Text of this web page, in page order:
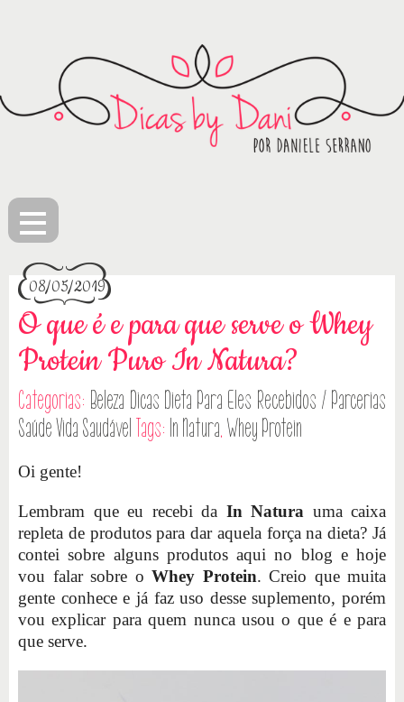
≡
08/05/2019
O que é e para que serve o Whey
Protein Puro In Natura?
Categorias: Beleza Dicas Dieta Para Eles Recebidos / Parcerias
SaúdeVida Saudável Tags: In Natura, Whey Protein
Oi gente!
Lembram que eu recebi da In Natura uma caixa
repleta de produtos para dar aquela força na dieta? Já
contei sobre alguns produtos aqui no blog e hoje
vou falar sobre o Whey Protein. Creio que muita
gente conhece e já faz uso desse suplemento, porém
vou explicar para quem nunca usou o que é e para
que serve.